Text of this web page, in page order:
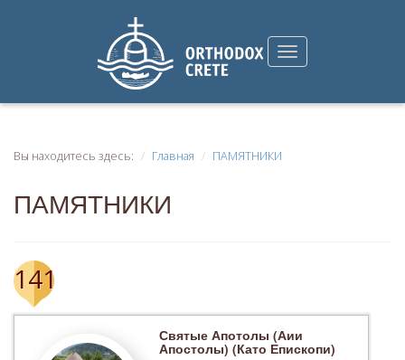
Вы находитесь здесь: Главная ПАМЯТНИКИ
ПАМЯТНИКИ
141
Святые Апотолы (Аии
Апостолы) (Като Епископи)